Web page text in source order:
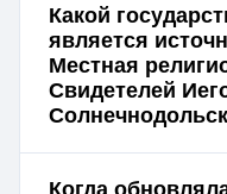
Какой
является
Местная
Свидетелей
Когда